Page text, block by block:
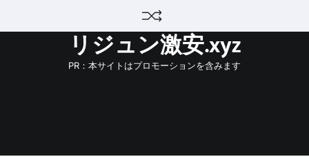
リジュン激安.xyz
PR：本サイトはプロモーションを含みます